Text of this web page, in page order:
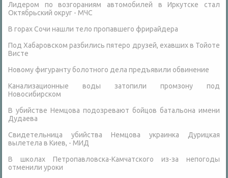
Лидером по возгораниям автомобилей в Иркутске стал
Октябрьский округ - МЧС
В горах Сочи нашли тело пропавшего фрирайдера
Под Хабаровском разбились пятеро друзей, ехавших в Тойоте
Висте
Новому фигуранту болотного дела предъявили обвинение
Канализационные воды затопили промзону под
Новосибирском
В убийстве Немцова подозревают бойцов батальона имени
Дудаева
Свидетельница убийства Немцова украинка Дурицкая
вылетела в Киев, - МИД
В школах Петропавловска-Камчатского из-за непогоды
отменили уроки